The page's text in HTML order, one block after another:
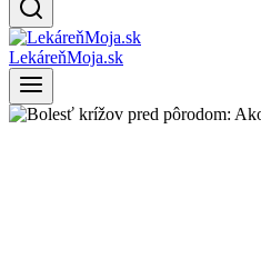
LekáreňMoja.sk